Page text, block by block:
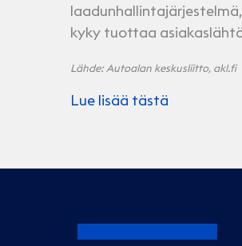
kyky tuottaa
Lähde: Autoalan keskusliitto, akl.fi
Lue lisää tästä